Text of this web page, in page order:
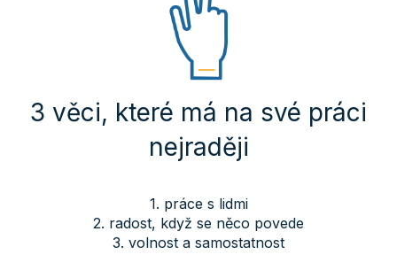
3 věci, které má na své práci
nejraději
1. práce s lidmi
2. radost, když se něco povede
3. volnost a samostatnost